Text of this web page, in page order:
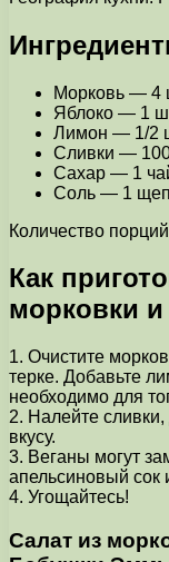
Морковь — 4
Яблоко — 1
Лимон — 1/2
Сливки —
Сахар — 1
Соль — 1
Количество
Как
морковки и
1. Очистите
терке. Добавьте
необходимо для
2. Налейте
вкусу.
3. Веганы могут
апельсиновый сок
4. Угощайтесь!
Салат из